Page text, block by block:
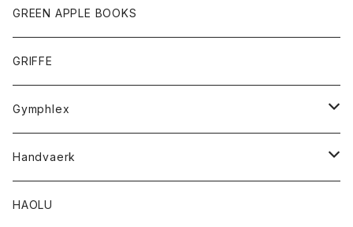
タンクトップ
ショートパンツ
スカート
レディース
スカート
Tシャツ
手袋
トップス
Tシャツ
GREEN APPLE BOOKS
GRIFFE
Gymphlex
アウター
カーディガン
トップス
Handvaerk
トップス
HAOLU